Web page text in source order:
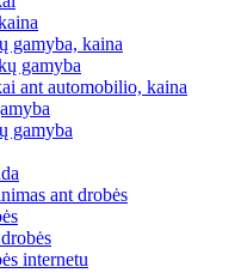
gamyba, kaina
gamyba
ant automobilio, kaina
gamyba
ant drobės
internetu